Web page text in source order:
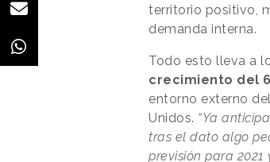
territorio positivo,
demanda interna.
Todo esto lleva a
crecimiento del
entorno externo
Unidos. “Ya
tras el dato algo
previsión para 2021